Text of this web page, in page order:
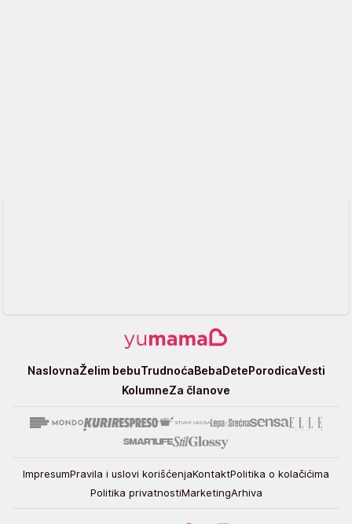
Yumama
NaslovnaŽelim bebuTrudnoćaBebaDetePorodicaVesti
KolumneZa članove
ImpresumPravila i uslovi korišćenjaKontaktPolitika o kolačićima
Politika privatnostiMarketingArhiva